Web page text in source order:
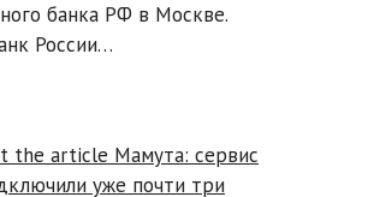
банка РФ в Москве.
России…